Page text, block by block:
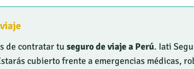
de contratar tu seguro de viaje a Perú. Iati
cubierto frente a emergencias médicas,